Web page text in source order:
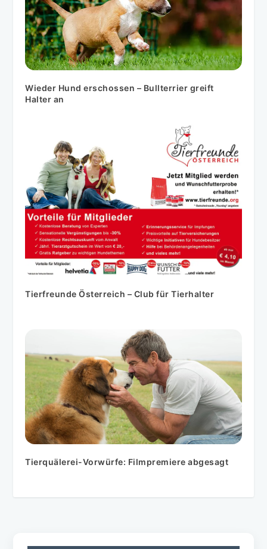
Wieder Hund erschossen – Bullterrier greift
Halter an
Tierfreunde Österreich – Club für Tierhalter
Tierquälerei-Vorwürfe: Filmpremiere abgesagt